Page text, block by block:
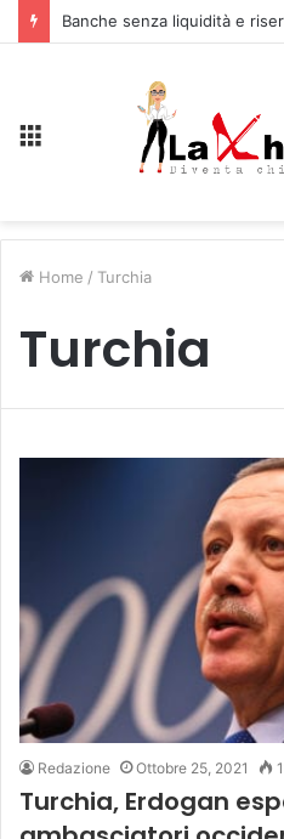
Home / Turchia
Turchia
Redazione Ottobre 25, 2021
Turchia, Erdogan